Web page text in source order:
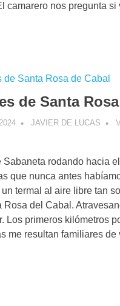
camarero nos pregunta
de Santa
JAVIER DE LUCAS
Sabaneta rodando hacia
que nunca antes
termal al aire libre tan
Rosa del Cabal.
Los primeros kilómetros
me resultan familiares de